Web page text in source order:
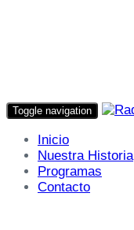
Toggle navigation
Inicio
Nuestra Historia
Programas
Contacto